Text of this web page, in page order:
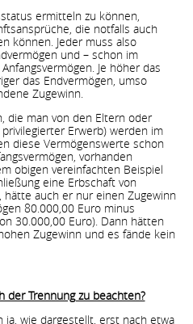
ermitteln zu können,
die notfalls auch
können. Jeder muss also
und – schon im
Je höher das
das Endvermögen, umso
Zugewinn.
die man von den Eltern oder
Erwerb) werden im
diese Vermögenswerte schon
vorhanden
obigen vereinfachten Beispiel
eine Erbschaft von
auch er nur einen Zugewinn
80.000,00 Euro minus
30.000,00 Euro). Dann hätten
Zugewinn und es fände kein
der Trennung zu beachten?
ja, wie dargestellt, erst nach etwa